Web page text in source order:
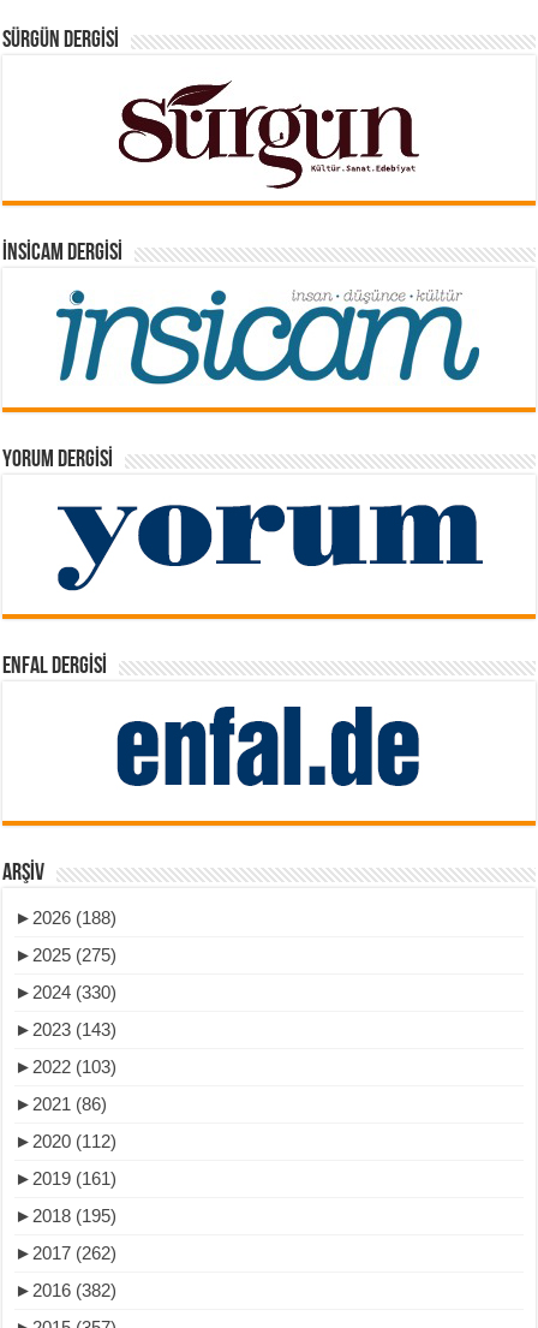
SÜRGÜN DERGISI
İNSICAM DERGISI
YORUM DERGISI
ENFAL DERGISI
ARŞIV
► 2026 (188)
► 2025 (275)
► 2024 (330)
► 2023 (143)
► 2022 (103)
► 2021 (86)
► 2020 (112)
► 2019 (161)
► 2018 (195)
► 2017 (262)
► 2016 (382)